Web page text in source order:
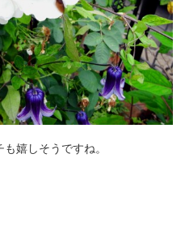
嬉しそうですね。